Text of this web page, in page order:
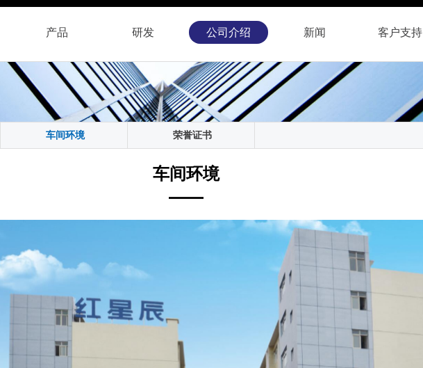
产品 研发 公司介绍 新闻 客户支持
车间环境 荣誉证书
车间环境